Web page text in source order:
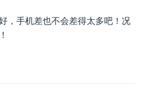
，手机差也不会差得太多吧！况